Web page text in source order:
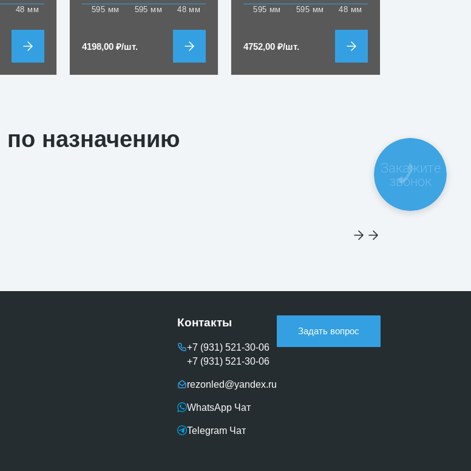
48 мм
595 мм
595 мм 48 мм
4198,00 ₽/шт.
595 мм
595 мм 48 мм
4752,00₽/шт.
назначению
Для учебных
Контакты
+7 (931) 521-30-06
+7 (931) 521-30-06
rezonled@yandex.ru
WhatsApp Чат
Telegram Чат
Задать вопрос
Закажите
звонок